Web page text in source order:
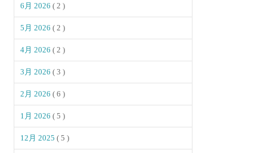
6月 2026( 2 )
5月 2026( 2 )
4月 2026( 2 )
3月 2026( 3 )
2月 2026( 6 )
1月 2026( 5 )
12月 2025( 5 )